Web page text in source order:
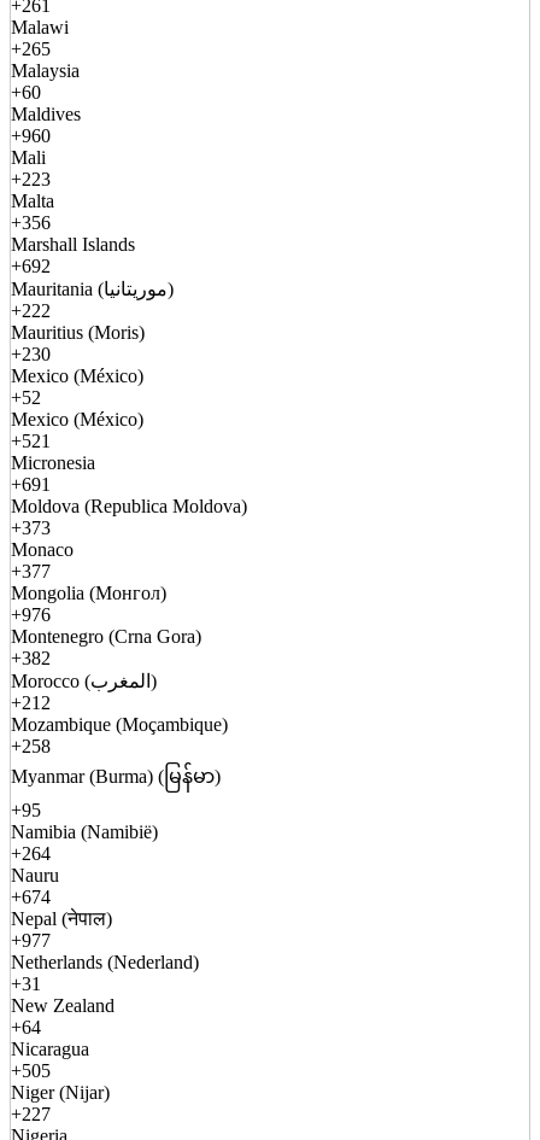
+261
Malawi
+265
Malaysia
+60
Maldives
+960
Mali
+223
Malta
+356
Marshall Islands
+692
Mauritania (موريتانيا)
+222
Mauritius (Moris)
+230
Mexico (México)
+52
Mexico (México)
+521
Micronesia
+691
Moldova (Republica Moldova)
+373
Monaco
+377
Mongolia (Монгол)
+976
Montenegro (Crna Gora)
+382
Morocco (المغرب)
+212
Mozambique (Moçambique)
+258
Myanmar (Burma) (မြန်မာ)
+95
Namibia (Namibië)
+264
Nauru
+674
Nepal (नेपाल)
+977
Netherlands (Nederland)
+31
New Zealand
+64
Nicaragua
+505
Niger (Nijar)
+227
Nigeria